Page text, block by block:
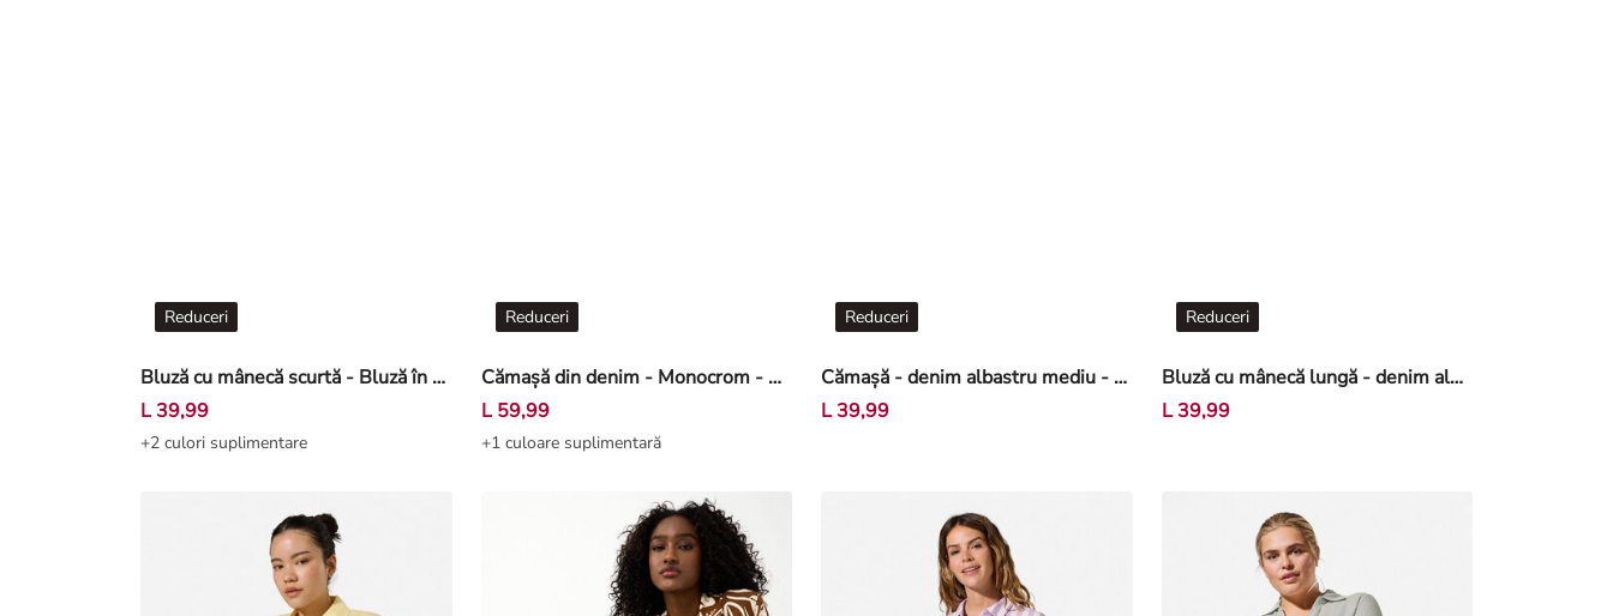
Bluză cu mânecă scurtă - Bluză în dungi - Albastru închis
Reduceri
L 39,99
+2 culori suplimentare
Cămașă din denim - Monocrom - Alb
Reduceri
L 59,99
+1 culoare suplimentară
Cămașă - denim albastru mediu - Albastru
Reduceri
L 39,99
Bluză cu mânecă lungă - denim albastru mediu - Albastru
Reduceri
L 39,99